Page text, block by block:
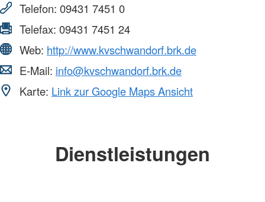
Telefon: 09431 7451 0
Telefax: 09431 7451 24
Web: http://www.kvschwandorf.brk.de
E-Mail: info@kvschwandorf.brk.de
Karte: Link zur Google Maps Ansicht
Dienstleistungen